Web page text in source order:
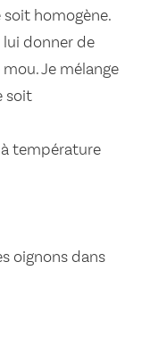
soit homogène.
donner de
mou. Je mélange
soit
température
oignons dans